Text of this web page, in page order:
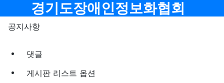
메뉴경기도장애인정보화협회
공지사항
댓글
게시판 리스트 옵션